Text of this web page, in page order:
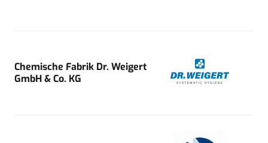
Chemische Fabrik Dr. Weigert
GmbH & Co. KG